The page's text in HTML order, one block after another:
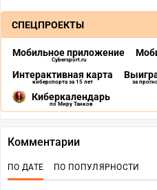
СПЕЦПРОЕКТЫ
Мобильное приложение
Cybersport.ru
Интерактивная карта
киберспорта за 15 лет за
Киберкалендарь
по Миру Танков
Комментарии
ПО ДАТЕ ПО ПОПУЛЯРНОСТИ